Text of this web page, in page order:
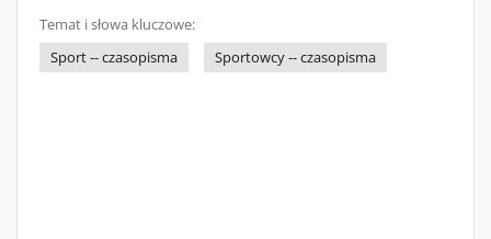
Temat i słowa kluczowe:
Sport -- czasopisma
Sportowcy -- czasopisma